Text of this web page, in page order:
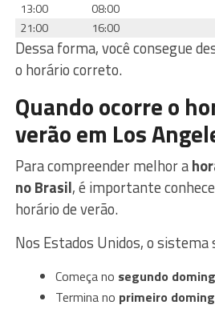
13:00 08:00
21:00
16:00
Dessa forma, você consegue
o horário correto.
Quando ocorre o
verão em Los
Para compreender melhor a
no Brasil, é importante
horário de verão.
Nos Estados Unidos, o sistema
Começa no segundo
Termina no primeiro